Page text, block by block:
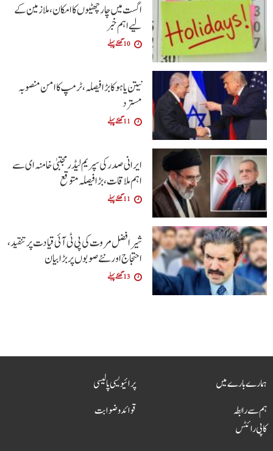
اگست میں چار چھٹیوں کا امکان، ملازمین کے
لیے اہم خبر
10 گھنٹے پہلے
نیتن یاہو کا بڑا فیصلہ، ٹرمپ کا امن منصوبہ
مسترد
11 گھنٹے پہلے
ایرانی صدر کی سپریم لیڈر مجتبیٰ خامنہ ای سے
اہم ملاقات، بڑا فیصلہ متوقع
11 گھنٹے پہلے
شیر افضل مروت کی پی ٹی آئی قیادت پر تنقید،
احتجاج اور نئے صوبوں پر بڑا بیان
13 گھنٹے پہلے
ہمارے بارے میں
ہم سے رابطہ
پرائیویسی پالیسی
قوائد و ضوابت
کاپی رائٹس